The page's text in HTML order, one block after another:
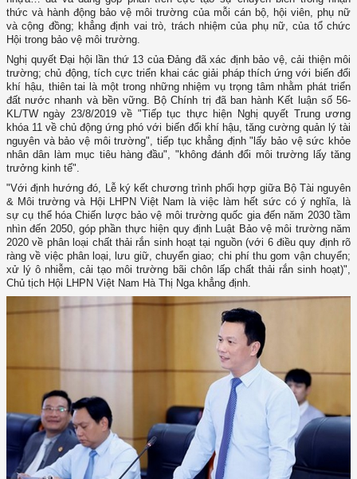
thức và hành động bảo vệ môi trường của mỗi cán bộ, hội viên, phụ nữ
và cộng đồng; khẳng định vai trò, trách nhiệm của phụ nữ, của tổ chức
Hội trong bảo vệ môi trường.
Nghị quyết Đại hội lần thứ 13 của Đảng đã xác định bảo vệ, cải thiện môi
trường; chủ động, tích cực triển khai các giải pháp thích ứng với biến đổi
khí hậu, thiên tai là một trong những nhiệm vụ trọng tâm nhằm phát triển
đất nước nhanh và bền vững. Bộ Chính trị đã ban hành Kết luận số 56-
KL/TW ngày 23/8/2019 về "Tiếp tục thực hiện Nghị quyết Trung ương
khóa 11 về chủ động ứng phó với biến đổi khí hậu, tăng cường quản lý tài
nguyên và bảo vệ môi trường", tiếp tục khẳng định "lấy bảo vệ sức khỏe
nhân dân làm mục tiêu hàng đầu", "không đánh đổi môi trường lấy tăng
trưởng kinh tế".
"Với định hướng đó, Lễ ký kết chương trình phối hợp giữa Bộ Tài nguyên
& Môi trường và Hội LHPN Việt Nam là việc làm hết sức có ý nghĩa, là
sự cụ thể hóa Chiến lược bảo vệ môi trường quốc gia đến năm 2030 tầm
nhìn đến 2050, góp phần thực hiện quy định Luật Bảo vệ môi trường năm
2020 về phân loại chất thải rắn sinh hoạt tại nguồn (với 6 điều quy định rõ
ràng về việc phân loại, lưu giữ, chuyển giao; chi phí thu gom vận chuyển;
xử lý ô nhiễm, cải tạo môi trường bãi chôn lấp chất thải rắn sinh hoạt)",
Chủ tịch Hội LHPN Việt Nam Hà Thị Nga khẳng định.